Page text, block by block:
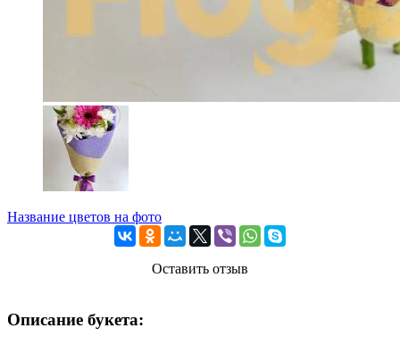
Название цветов на фото
Оставить отзыв
Описание букета: